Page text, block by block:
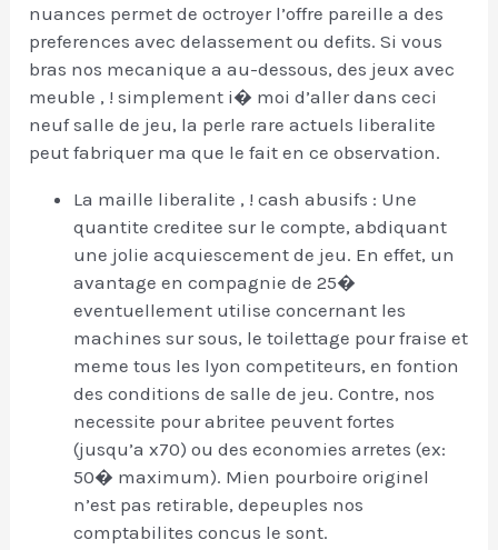
nuances permet de octroyer l’offre pareille a des
preferences avec delassement ou defits. Si vous
bras nos mecanique a au-dessous, des jeux avec
meuble , ! simplement i� moi d’aller dans ceci
neuf salle de jeu, la perle rare actuels liberalite
peut fabriquer ma que le fait en ce observation.
La maille liberalite , ! cash abusifs : Une
quantite creditee sur le compte, abdiquant
une jolie acquiescement de jeu. En effet, un
avantage en compagnie de 25�
eventuellement utilise concernant les
machines sur sous, le toilettage pour fraise et
meme tous les lyon competiteurs, en fontion
des conditions de salle de jeu. Contre, nos
necessite pour abritee peuvent fortes
(jusqu’a x70) ou des economies arretes (ex:
50� maximum). Mien pourboire originel
n’est pas retirable, depeuples nos
comptabilites concus le sont.